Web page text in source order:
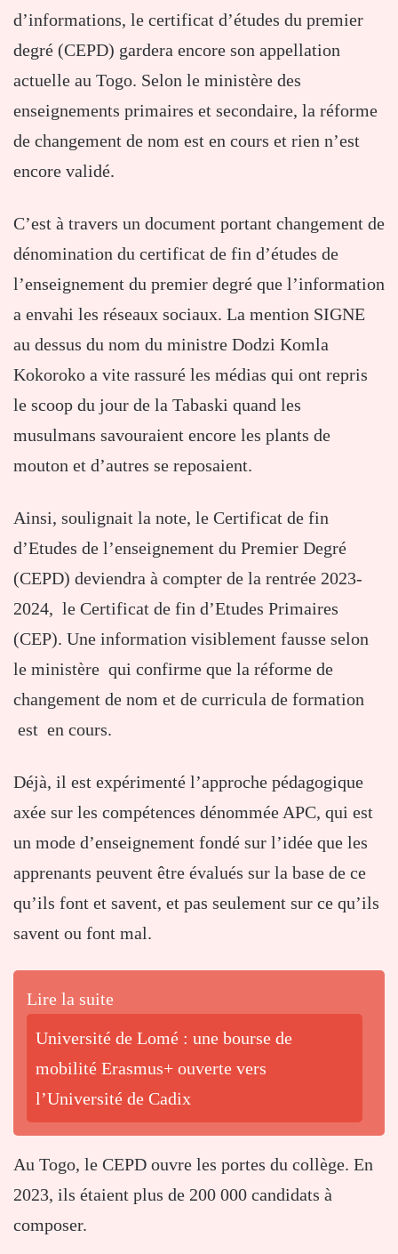
d’informations, le certificat d’études du premier
degré (CEPD) gardera encore son appellation
actuelle au Togo. Selon le ministère des
enseignements primaires et secondaire, la réforme
de changement de nom est en cours et rien n’est
encore validé.
C’est à travers un document portant changement de
dénomination du certificat de fin d’études de
l’enseignement du premier degré que l’information
a envahi les réseaux sociaux. La mention SIGNE
au dessus du nom du ministre Dodzi Komla
Kokoroko a vite rassuré les médias qui ont repris
le scoop du jour de la Tabaski quand les
musulmans savouraient encore les plants de
mouton et d’autres se reposaient.
Ainsi, soulignait la note, le Certificat de fin
d’Etudes de l’enseignement du Premier Degré
(CEPD) deviendra à compter de la rentrée 2023-
2024, le Certificat de fin d’Etudes Primaires
(CEP). Une information visiblement fausse selon
le ministère qui confirme que la réforme de
changement de nom et de curricula de formation
est en cours.
Déjà, il est expérimenté l’approche pédagogique
axée sur les compétences dénommée APC, qui est
un mode d’enseignement fondé sur l’idée que les
apprenants peuvent être évalués sur la base de ce
qu’ils font et savent, et pas seulement sur ce qu’ils
savent ou font mal.
Lire la suite
Université de Lomé : une bourse de
mobilité Erasmus+ ouverte vers
l’Université de Cadix
Au Togo, le CEPD ouvre les portes du collège. En
2023, ils étaient plus de 200 000 candidats à
composer.